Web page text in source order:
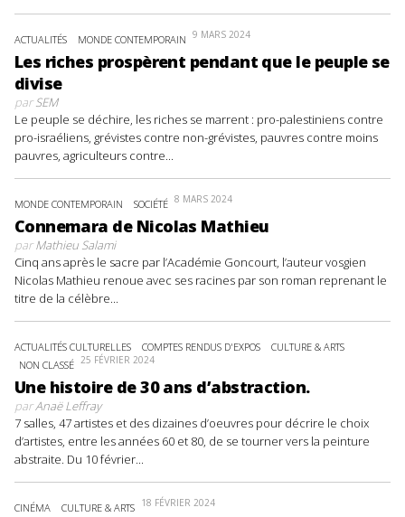
ACTUALITÉS MONDE CONTEMPORAIN 9 MARS 2024
Les riches prospèrent pendant que le peuple se
divise
parSEM
Le peuple se déchire, les riches se marrent : pro-palestiniens contre
pro-israéliens, grévistes contre non-grévistes, pauvres contre moins
pauvres, agriculteurs contre...
MONDE CONTEMPORAIN SOCIÉTÉ 8 MARS 2024
Connemara de Nicolas Mathieu
parMathieu Salami
Cinq ans après le sacre par l’Académie Goncourt, l’auteur vosgien
Nicolas Mathieu renoue avec ses racines par son roman reprenant le
titre de la célèbre...
ACTUALITÉS CULTURELLES COMPTES RENDUS D'EXPOS
CULTURE & ARTS
NON CLASSÉ 25 FÉVRIER 2024
Une histoire de 30 ans d’abstraction.
parAnaë Leffray
7 salles, 47 artistes et des dizaines d’oeuvres pour décrire le choix
d’artistes, entre les années 60 et 80, de se tourner vers la peinture
abstraite. Du 10 février...
CINÉMA CULTURE & ARTS 18 FÉVRIER 2024